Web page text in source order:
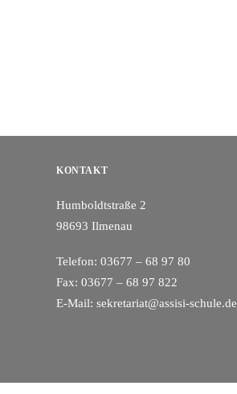
KONTAKT
Humboldtstraße 2
98693 Ilmenau
Telefon: 03677 – 68 97 80
Fax: 03677 – 68 97 822
E-Mail: sekretariat@assisi-schule.de